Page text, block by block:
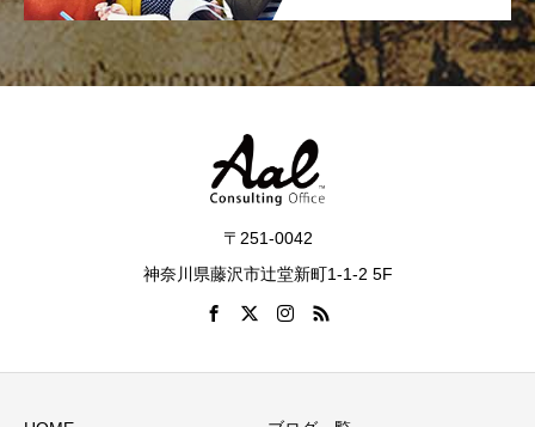
〒251-0042
神奈川県藤沢市辻堂新町1-1-2 5F